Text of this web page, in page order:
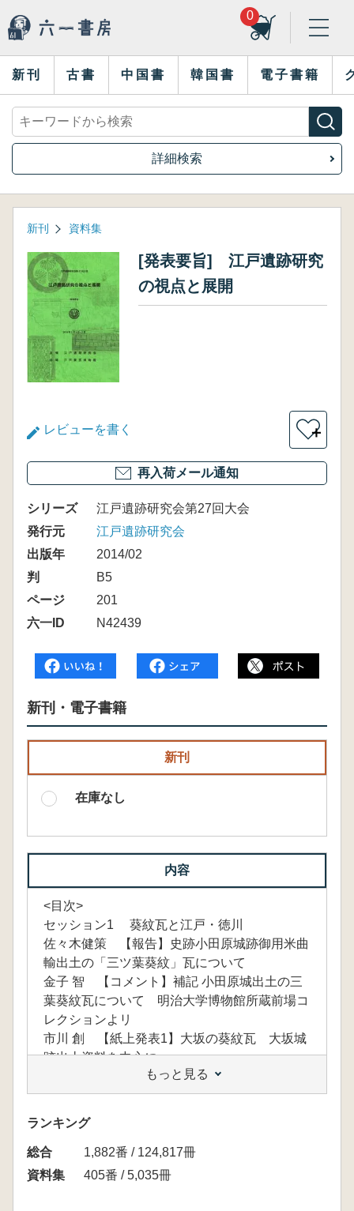
0
新刊 古書 中国書 韓国書 電子書籍
詳細検索
新刊 資料集
[発表要旨] 江戸遺跡研究
の視点と展開
レビューを書く ＋
再入荷メール通知
シリーズ
江戸遺跡研究会第27回大会
発行元
江戸遺跡研究会
出版年
2014/02
判
B5
ページ
201
六一ID
N42439
新刊・電子書籍
新刊
在庫なし
内容
<目次>
セッション1 葵紋瓦と江戸・徳川
佐々木健策 【報告】史跡小田原城跡御用米曲
輸出土の「三ツ葉葵紋」瓦について
金子 智 【コメント】補記 小田原城出土の三
葉葵紋瓦について 明治大学博物館所蔵前場コ
レクションよリ
市川 創 【紙上発表1】大坂の葵紋瓦 大坂城
跡出土資料を中心に
水本 和美 【紙上発表2】江戸遺跡出土の「三
葉葵」紋の瓦
佐藤 公保 【紙上発表3】名古屋城三の丸遺跡
出上の葵瓦
セッション2 上野寛永寺と大名墓
今野春樹 【報告1】寛永寺徳川将軍家御裏方
もっと見る
ランキング
総合
1,882番 / 124,817冊
資料集
405番 / 5,035冊